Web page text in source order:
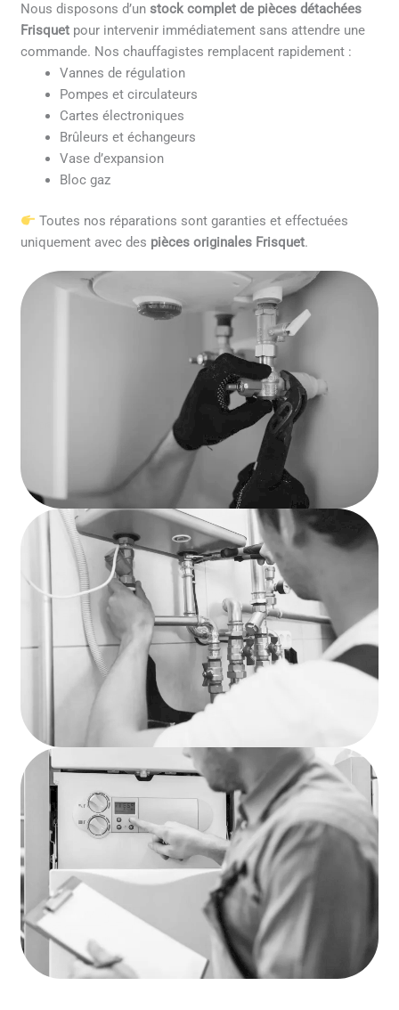
Nous disposons d’unstock complet de pièces détachées
Frisquet pour intervenir immédiatement sans attendre une
commande. Nos chauffagistes remplacent rapidement :
Vannes de régulation
Pompes et circulateurs
Cartes électroniques
Brûleurs et échangeurs
Vase d’expansion
Bloc gaz
Toutes nos réparations sont garanties et effectuées
uniquement avec des pièces originales Frisquet.